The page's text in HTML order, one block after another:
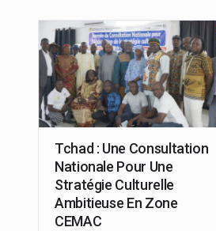
Tchad : Une Consultation
Nationale Pour Une
Stratégie Culturelle
Ambitieuse En Zone
CEMAC